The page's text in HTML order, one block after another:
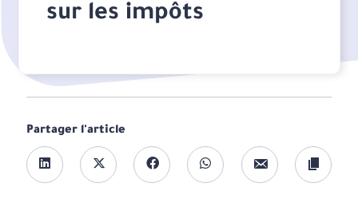
sur les impôts
Partager l'article